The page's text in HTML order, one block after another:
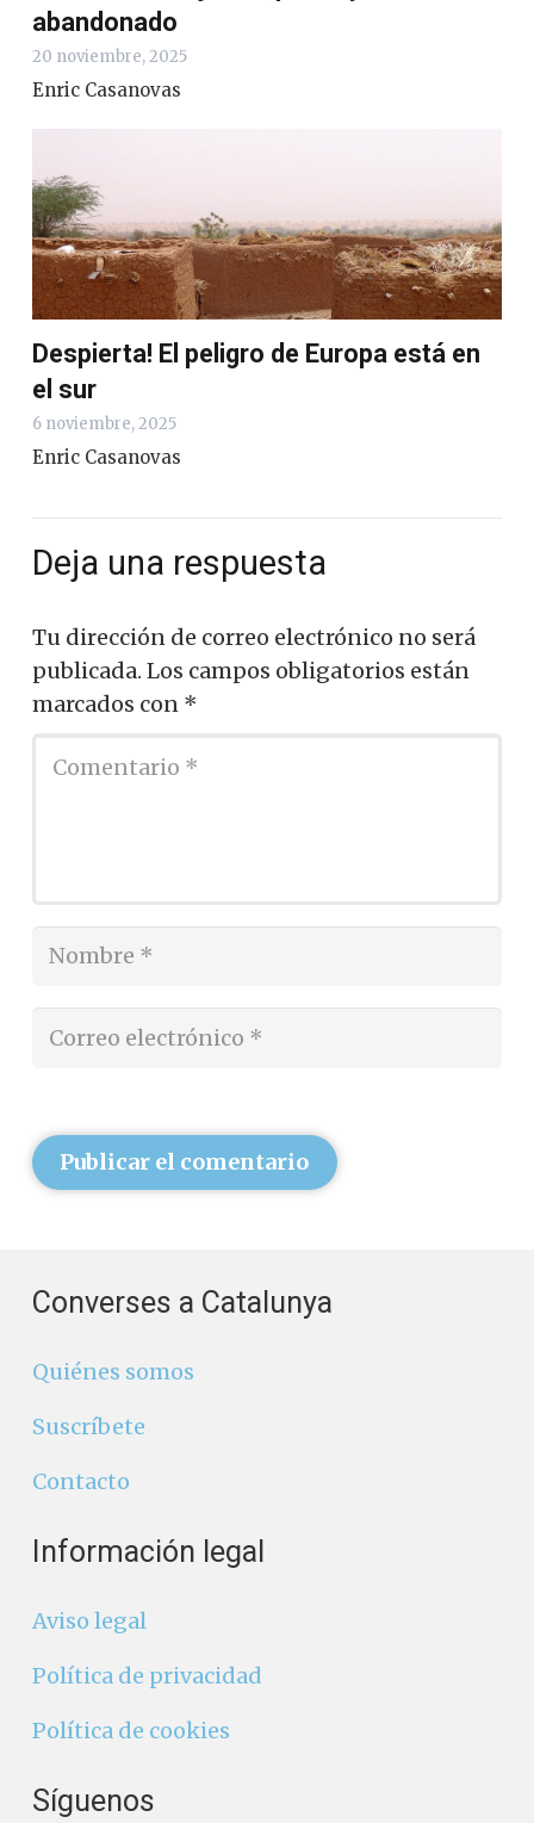
abandonado
20 noviembre, 2025
Enric Casanovas
Despierta! El peligro de Europa está en
el sur
6 noviembre, 2025
Enric Casanovas
Deja una respuesta
Tu dirección de correo electrónico no será
publicada. Los campos obligatorios están
marcados con *
Publicar el comentario
Converses a Catalunya
Quiénes somos
Suscríbete
Contacto
Información legal
Aviso legal
Política de privacidad
Política de cookies
Síguenos